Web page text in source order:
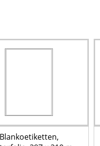
Blankoetiketten,